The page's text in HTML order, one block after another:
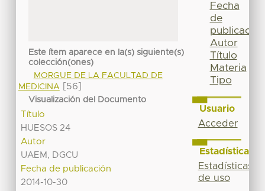
Este ítem aparece en la(s) siguiente(s)
colección(ones)
MORGUE DE LA FACULTAD DE
MEDICINA[56]
Visualización del Documento
Título
HUESOS 24
Autor
UAEM, DGCU
Fecha de publicación
2014-10-30
Fecha
de
publicación
Autor
Título
Materia
Tipo
Usuario
Acceder
Estadísticas
Estadísticas
de uso